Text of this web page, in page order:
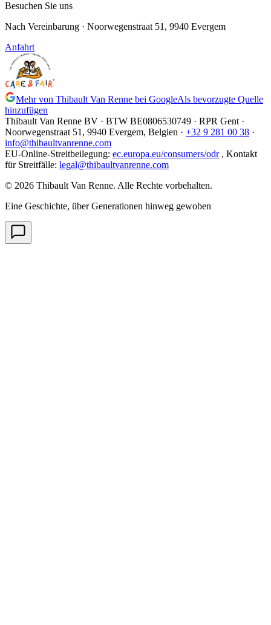
Besuchen Sie uns
Nach Vereinbarung · Noorwegenstraat 51, 9940 Evergem
Anfahrt
Mehr von Thibault Van Renne bei GoogleAls bevorzugte Quelle
hinzufügen
Thibault Van Renne BV · BTW BE0806530749 · RPR Gent ·
Noorwegenstraat 51, 9940 Evergem, Belgien · +32 9 281 00 38 ·
info@thibaultvanrenne.com
EU-Online-Streitbeilegung: ec.europa.eu/consumers/odr , Kontakt
für Streitfälle: legal@thibaultvanrenne.com
© 2026 Thibault Van Renne. Alle Rechte vorbehalten.
Eine Geschichte, über Generationen hinweg gewoben